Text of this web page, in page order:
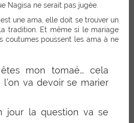
Nagisa ne serait pas jugée.
une ama, elle doit se trouver un
tradition. Et même si le mariage
coutumes poussent les ama à ne
mon tomaé… cela
va devoir se marier
jour la question va se